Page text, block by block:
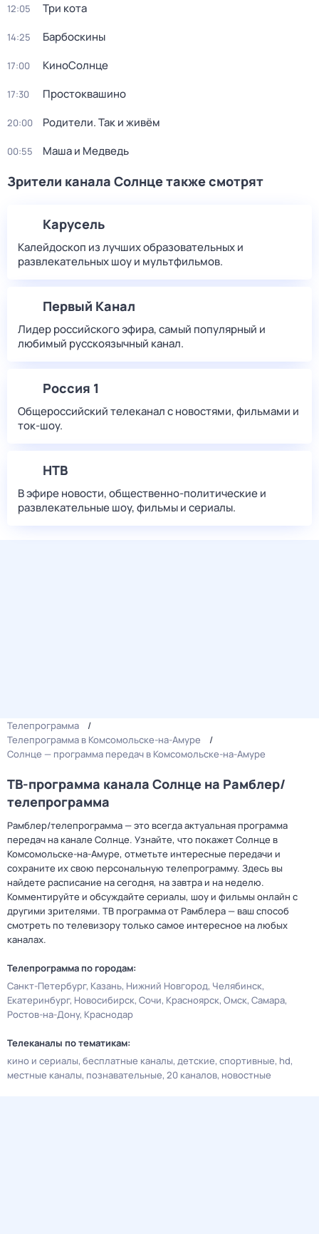
12:05 Три кота
14:25 Барбоскины
17:00 КиноСолнце
17:30 Простоквашино
20:00 Родители. Так и живём
00:55 Маша и Медведь
Зрители канала Солнце также смотрят
Карусель
Калейдоскоп из лучших образовательных и
развлекательных шоу и мультфильмов.
Первый Канал
Лидер российского эфира, самый популярный и
любимый русскоязычный канал.
Россия 1
Общероссийский телеканал с новостями, фильмами и
ток-шоу.
НТВ
В эфире новости, общественно-политические и
развлекательные шоу, фильмы и сериалы.
Телепрограмма
Телепрограмма в Комсомольске-на-Амуре
Солнце — программа передач в Комсомольске-на-Амуре
ТВ-программа канала Солнце на Рамблер/
телепрограмма
Рамблер/телепрограмма — это всегда актуальная программа
передач на канале Солнце. Узнайте, что покажет Солнце в
Комсомольске-на-Амуре, отметьте интересные передачи и
сохраните их свою персональную телепрограмму. Здесь вы
найдете расписание на сегодня, на завтра и на неделю.
Комментируйте и обсуждайте сериалы, шоу и фильмы онлайн с
другими зрителями. ТВ программа от Рамблера — ваш способ
смотреть по телевизору только самое интересное на любых
каналах.
Телепрограмма по городам:
Санкт-Петербург Казань Нижний Новгород Челябинск
Екатеринбург Новосибирск Сочи Красноярск Омск Самара
Ростов-на-Дону Краснодар
Телеканалы по тематикам:
кино и сериалы бесплатные каналы детские спортивные hd
местные каналы познавательные 20 каналов новостные